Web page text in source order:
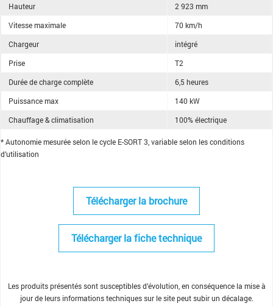
Hauteur
2 923 mm
Vitesse maximale
70 km/h
Chargeur
intégré
Prise
T2
Durée de charge complète
6,5 heures
Puissance max
140 kW
Chauffage & climatisation
100% électrique
* Autonomie mesurée selon le cycle E-SORT 3, variable selon les conditions
d’utilisation
Télécharger la brochure
Télécharger la fiche technique
Les produits présentés sont susceptibles d’évolution, en conséquence la mise à
jour de leurs informations techniques sur le site peut subir un décalage.